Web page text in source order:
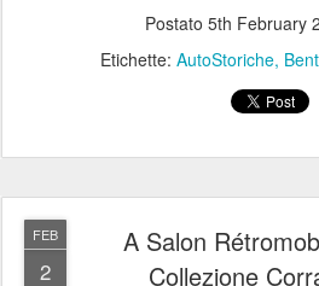
Postato 5th February
Etichette: AutoStoriche
FEB
2
A Salon
Collezione